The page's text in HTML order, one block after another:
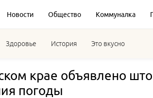
Новости Общество Коммуналка
Здоровье История Это вкусно
крае объявлено
погоды